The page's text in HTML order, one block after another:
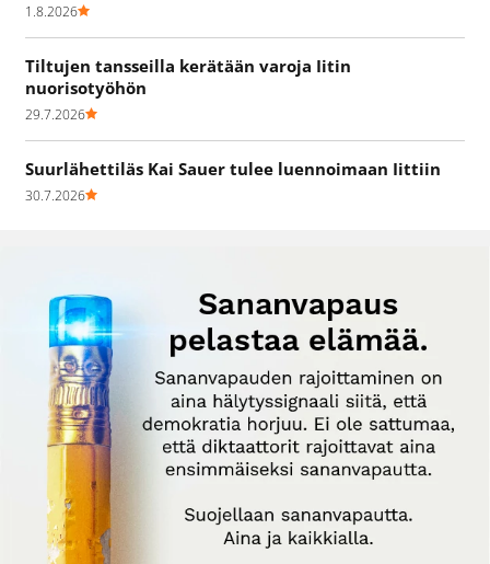
1.8.2026
Tiltujen tansseilla kerätään varoja Iitin
nuorisotyöhön
29.7.2026
Suurlähettiläs Kai Sauer tulee luennoimaan Iittiin
30.7.2026